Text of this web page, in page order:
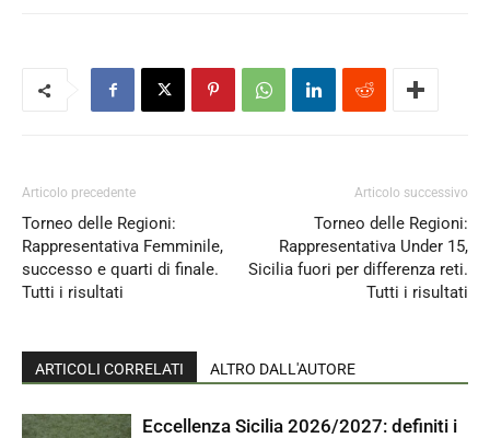
Articolo precedente
Torneo delle Regioni:
Rappresentativa Femminile,
successo e quarti di finale.
Tutti i risultati
Articolo successivo
Torneo delle Regioni:
Rappresentativa Under 15,
Sicilia fuori per differenza reti.
Tutti i risultati
ARTICOLI CORRELATI ALTRO DALL'AUTORE
Eccellenza Sicilia 2026/2027: definiti i